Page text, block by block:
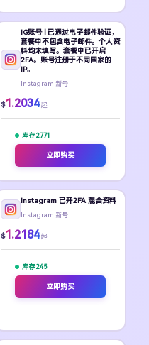
IG账号 | 已通过电子邮件验证，
套餐中不包含电子邮件。个人资
料均未填写。套餐中已开启
2FA。账号注册于不同国家的
IP。
Instagram 新号
$1.2034 起
库存 2771
立即购买
Instagram 已开2FA 混合资料
Instagram 新号
$1.2184 起
库存 245
立即购买